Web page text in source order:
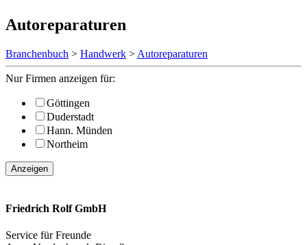
Autoreparaturen
Branchenbuch > Handwerk > Autoreparaturen
Nur Firmen anzeigen für:
Göttingen
Duderstadt
Hann. Münden
Northeim
Anzeigen
Friedrich Rolf GmbH
Service für Freunde